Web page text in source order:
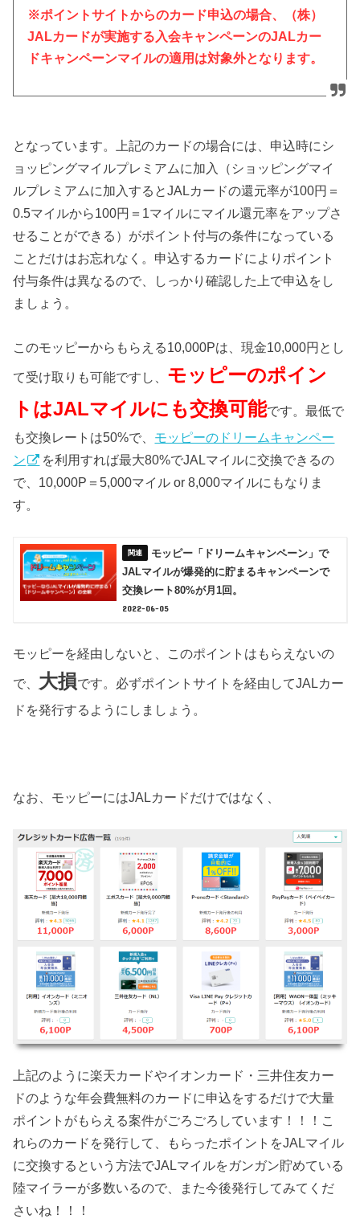
※ポイントサイトからのカード申込の場合、（株）
JALカードが実施する入会キャンペーンのJALカー
ドキャンペーンマイルの適用は対象外となります。
となっています。上記のカードの場合には、申込時にシ
ョッピングマイルプレミアムに加入（ショッピングマイ
ルプレミアムに加入するとJALカードの還元率が100円＝
0.5マイルから100円＝1マイルにマイル還元率をアップさ
せることができる）がポイント付与の条件になっている
ことだけはお忘れなく。申込するカードによりポイント
付与条件は異なるので、しっかり確認した上で申込をし
ましょう。
このモッピーからもらえる10,000Pは、現金10,000円とし
て受け取りも可能ですし、 モッピーのポイン
トはJALマイルにも交換可能です。最低で
も交換レートは50%で、 モッピーのドリームキャンペー
ン
を利用すれば最大80%でJALマイルに交換できるの
で、10,000P＝5,000マイル or 8,000マイルにもなりま
す。
モッピー「ドリームキャンペーン」で
JALマイルが爆発的に貯まるキャンペーンで
交換レート80%が月1回。
2022-06-05
モッピーを経由しないと、このポイントはもらえないの
で、 大損です。必ずポイントサイトを経由してJALカー
ドを発行するようにしましょう。
なお、モッピーにはJALカードだけではなく、
上記のように楽天カードやイオンカード・三井住友カー
ドのような年会費無料のカードに申込をするだけで大量
ポイントがもらえる案件がごろごろしています！！！こ
れらのカードを発行して、もらったポイントをJALマイル
に交換するという方法でJALマイルをガンガン貯めている
陸マイラーが多数いるので、また今後発行してみてくだ
さいね！！！